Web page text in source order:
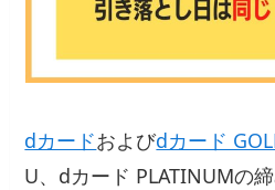
dカードおよびdカード
U、dカード PLATINUMの